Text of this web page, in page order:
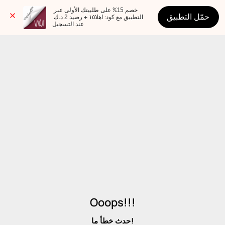
عند التسجيل
حمّل التطبيق
Ooops!!!
حدث خطأ ما!